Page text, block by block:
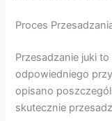
Proces
Przesadzanie juki
odpowiedniego
opisano
skutecznie